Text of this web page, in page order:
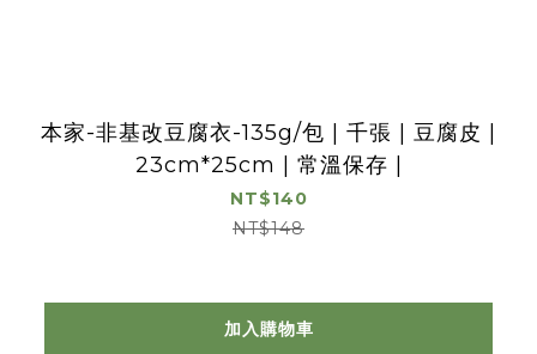
本家-非基改豆腐衣-135g/包 | 千張 | 豆腐皮 |
23cm*25cm | 常溫保存 |
NT$140
NT$148
加入購物車